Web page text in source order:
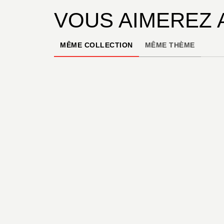
VOUS AIMEREZ
MÊME COLLECTION MÊME THÈME